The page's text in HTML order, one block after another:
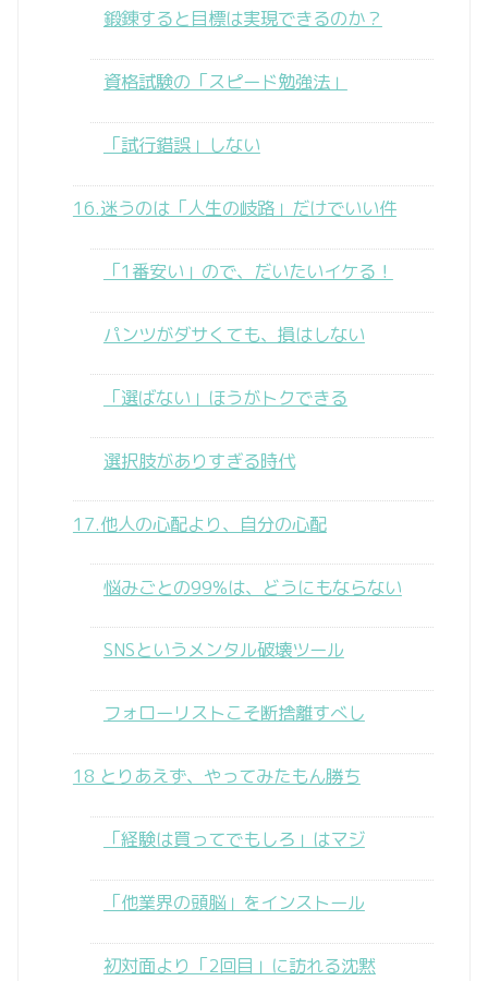
鍛錬すると目標は実現できるのか？
資格試験の「スピード勉強法」
「試行錯誤」しない
16.迷うのは「人生の岐路」だけでいい件
「1番安い」ので、だいたいイケる！
パンツがダサくても、損はしない
「選ばない」ほうがトクできる
選択肢がありすぎる時代
17.他人の心配より、自分の心配
悩みごとの99%は、どうにもならない
SNSというメンタル破壊ツール
フォローリストこそ断捨離すべし
18 とりあえず、やってみたもん勝ち
「経験は買ってでもしろ」はマジ
「他業界の頭脳」をインストール
初対面より「2回目」に訪れる沈黙